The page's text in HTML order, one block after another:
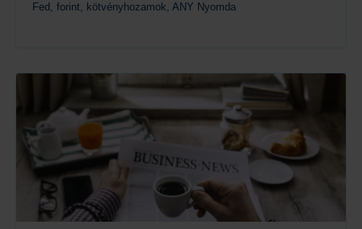
Fed, forint, kötvényhozamok, ANY Nyomda